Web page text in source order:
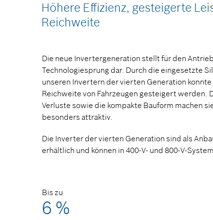
Höhere Effizienz, gesteigerte
Reichweite
Die neue Invertergeneration stellt für den
Technologiesprung dar. Durch die eingesetzte
unseren Invertern der vierten Generation
Reichweite von Fahrzeugen gesteigert werden.
Verluste sowie die kompakte Bauform machen
besonders attraktiv.
Die Inverter der vierten Generation sind als
erhältlich und können in 400-V- und 800-V-
Bis zu
6 %